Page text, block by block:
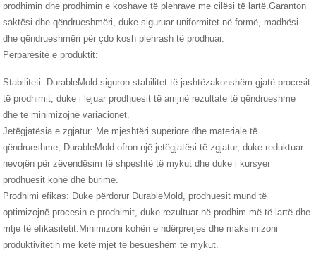
prodhimin dhe prodhimin e koshave të plehrave me cilësi të lartë.Garanton
saktësi dhe qëndrueshmëri, duke siguruar uniformitet në formë, madhësi
dhe qëndrueshmëri për çdo kosh plehrash të prodhuar.
Përparësitë e produktit:
Stabiliteti: DurableMold siguron stabilitet të jashtëzakonshëm gjatë procesit
të prodhimit, duke i lejuar prodhuesit të arrijnë rezultate të qëndrueshme
dhe të minimizojnë variacionet.
Jetëgjatësia e zgjatur: Me mjeshtëri superiore dhe materiale të
qëndrueshme, DurableMold ofron një jetëgjatësi të zgjatur, duke reduktuar
nevojën për zëvendësim të shpeshtë të mykut dhe duke i kursyer
prodhuesit kohë dhe burime.
Prodhimi efikas: Duke përdorur DurableMold, prodhuesit mund të
optimizojnë procesin e prodhimit, duke rezultuar në prodhim më të lartë dhe
rritje të efikasitetit.Minimizoni kohën e ndërprerjes dhe maksimizoni
produktivitetin me këtë mjet të besueshëm të mykut.